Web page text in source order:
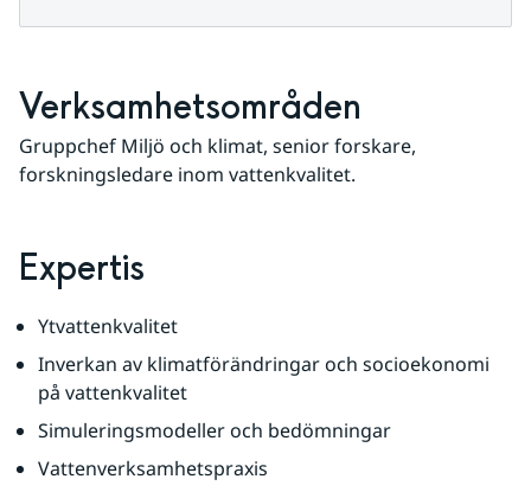
Verksamhetsområden
Gruppchef Miljö och klimat, senior forskare,
forskningsledare inom vattenkvalitet.
Expertis
Ytvattenkvalitet
Inverkan av klimatförändringar och socioekonomi
på vattenkvalitet
Simuleringsmodeller och bedömningar
Vattenverksamhetspraxis